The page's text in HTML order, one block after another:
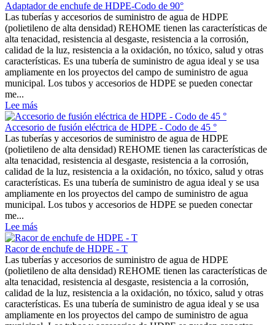
Adaptador de enchufe de HDPE-Codo de 90°
Las tuberías y accesorios de suministro de agua de HDPE
(polietileno de alta densidad) REHOME tienen las características de
alta tenacidad, resistencia al desgaste, resistencia a la corrosión,
calidad de la luz, resistencia a la oxidación, no tóxico, salud y otras
características. Es una tubería de suministro de agua ideal y se usa
ampliamente en los proyectos del campo de suministro de agua
municipal. Los tubos y accesorios de HDPE se pueden conectar
me...
Lee más
Accesorio de fusión eléctrica de HDPE - Codo de 45 °
Las tuberías y accesorios de suministro de agua de HDPE
(polietileno de alta densidad) REHOME tienen las características de
alta tenacidad, resistencia al desgaste, resistencia a la corrosión,
calidad de la luz, resistencia a la oxidación, no tóxico, salud y otras
características. Es una tubería de suministro de agua ideal y se usa
ampliamente en los proyectos del campo de suministro de agua
municipal. Los tubos y accesorios de HDPE se pueden conectar
me...
Lee más
Racor de enchufe de HDPE - T
Las tuberías y accesorios de suministro de agua de HDPE
(polietileno de alta densidad) REHOME tienen las características de
alta tenacidad, resistencia al desgaste, resistencia a la corrosión,
calidad de la luz, resistencia a la oxidación, no tóxico, salud y otras
características. Es una tubería de suministro de agua ideal y se usa
ampliamente en los proyectos del campo de suministro de agua